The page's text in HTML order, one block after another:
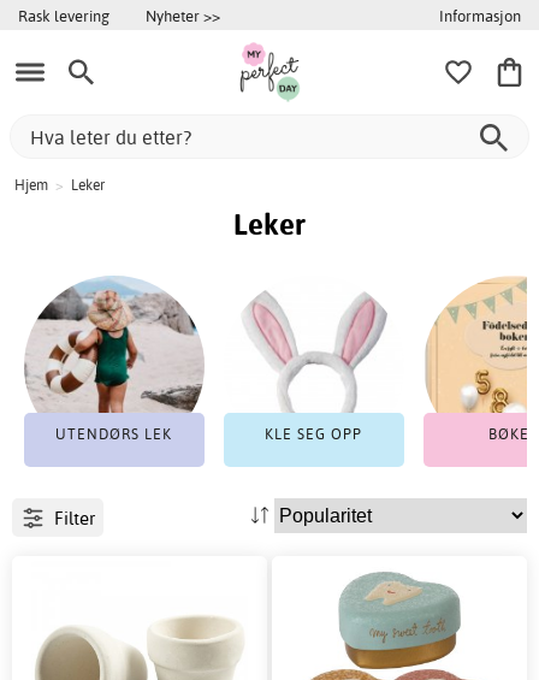
Rask levering Nyheter >> Informasjon
Hjem > Leker
Leker
UTENDØRS LEK KLE SEG OPP BØKER
Filter